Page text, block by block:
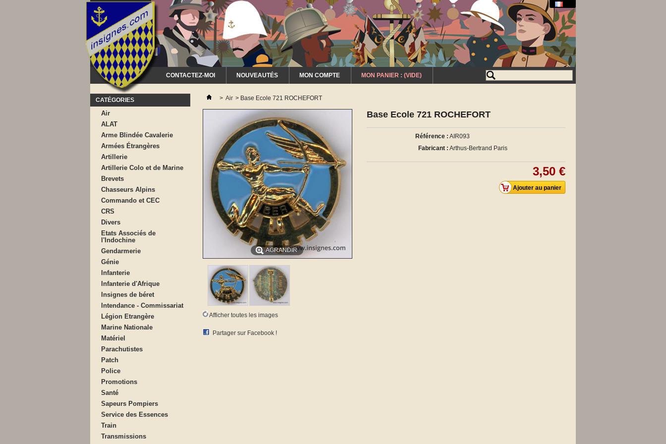
CONTACTEZ-MOI NOUVEAUTÉS MON COMPTE MON PANIER : (VIDE)
CATÉGORIES
Air
ALAT
Arme Blindée Cavalerie
Armées Étrangères
Artillerie
Artillerie Colo et de Marine
Brevets
Chasseurs Alpins
Commando et CEC
CRS
Divers
Etats Associés de
l'Indochine
Gendarmerie
Génie
Infanterie
Infanterie d'Afrique
Insignes de béret
Intendance - Commissariat
Légion Etrangère
Marine Nationale
Matériel
Parachutistes
Patch
Police
Promotions
Santé
Sapeurs Pompiers
Service des Essences
Train
Transmissions
> Air > Base Ecole 721 ROCHEFORT
AGRANDIR
Afficher toutes les images
Partager sur Facebook !
Base Ecole 721 ROCHEFORT
Référence : AIR093
Fabricant : Arthus-Bertrand Paris
3,50 €